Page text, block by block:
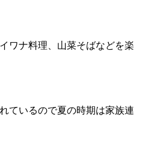
ワナ料理、山菜そばなどを楽
ているので夏の時期は家族連